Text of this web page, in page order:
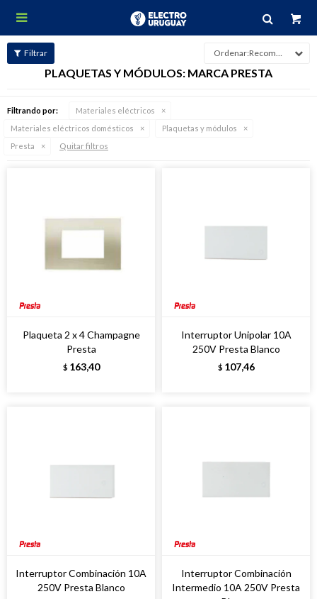

Recomendados
PLAQUETAS Y MÓDULOS: MARCA PRESTA
Filtrando por:
Materiales eléctricos
Materiales eléctricos domésticos
Plaquetas y módulos
Presta
Quitar filtros
Plaqueta 2 x 4 Champagne
Presta
$ 163,40
Interruptor Unipolar 10A
250V Presta Blanco
$ 107,46
Interruptor Combinación 10A
250V Presta Blanco
Interruptor Combinación
Intermedio 10A 250V Presta